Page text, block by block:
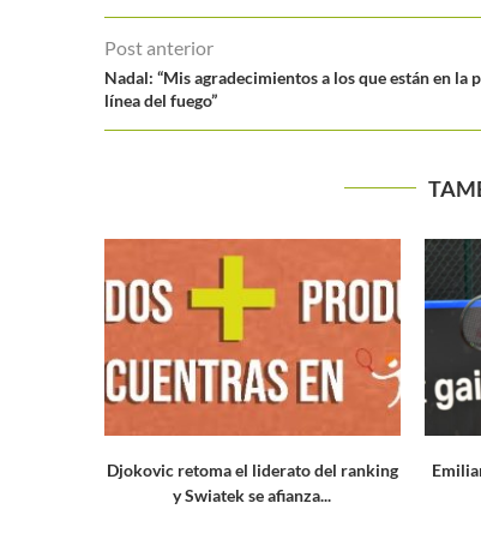
Post anterior
Nadal: “Mis agradecimientos a los que están en la
línea del fuego”
del ranking
Emiliana Arango cae ante Diane Parry
en el primer punto...